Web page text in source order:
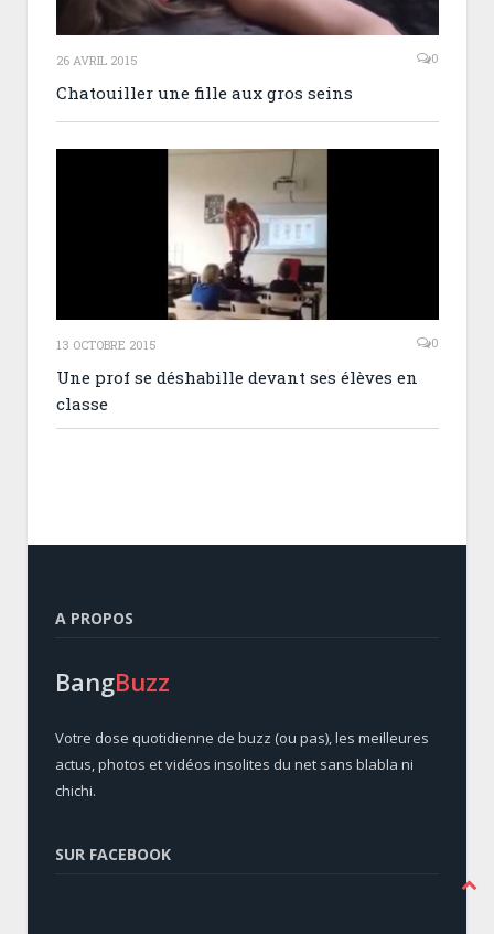
26 AVRIL 2015 0
Chatouiller une fille aux gros seins
13 OCTOBRE 2015 0
Une prof se déshabille devant ses élèves en
classe
A PROPOS
BangBuzz
Votre dose quotidienne de buzz (ou pas), les meilleures
actus, photos et vidéos insolites du net sans blabla ni
chichi.
SUR FACEBOOK